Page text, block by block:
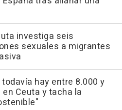
investiga seis
sexuales a migrantes
hay entre 8.000 y
Ceuta y tacha la